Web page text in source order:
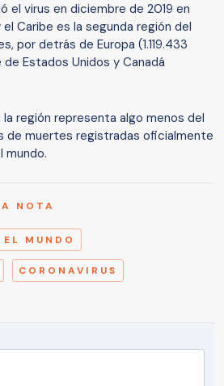
el virus en diciembre de 2019 en
Caribe es la segunda región del
por detrás de Europa (1.119.433
Estados Unidos y Canadá
región representa algo menos del
de muertes registradas oficialmente
mundo.
NOTA
MUNDO
CORONAVIRUS